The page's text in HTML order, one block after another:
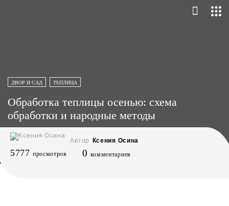
ДВОР И САД ТЕПЛИЦА
Обработка теплицы осенью: схема
обработки и народные методы
Автор Ксения Осина
5777 просмотров 0 комментариев